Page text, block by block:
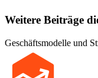
Weitere Beiträge
Geschäftsmodelle und